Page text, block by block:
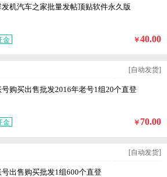
机汽车之家批量发帖顶贴软件永久版
金 ￥40.00
[自动发货]
购买出售批发2016年老号1组20个直登
金 ￥ 70.00
[自动发货]
出售购买批发1组600个直登